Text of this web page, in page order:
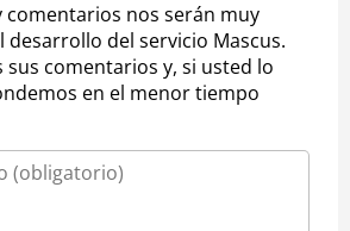
comentarios nos serán muy
desarrollo del servicio Mascus.
sus comentarios y, si usted lo
en el menor tiempo